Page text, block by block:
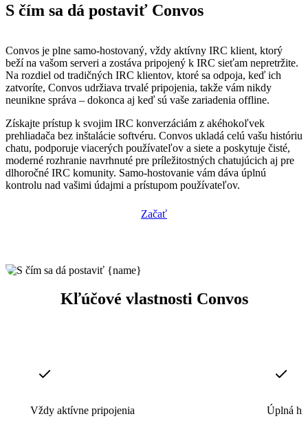
S čím sa dá postaviť Convos
Convos je plne samo-hostovaný, vždy aktívny IRC klient, ktorý
beží na vašom serveri a zostáva pripojený k IRC sieťam nepretržite.
Na rozdiel od tradičných IRC klientov, ktoré sa odpoja, keď ich
zatvoríte, Convos udržiava trvalé pripojenia, takže vám nikdy
neunikne správa – dokonca aj keď sú vaše zariadenia offline.
Získajte prístup k svojim IRC konverzáciám z akéhokoľvek
prehliadača bez inštalácie softvéru. Convos ukladá celú vašu históriu
chatu, podporuje viacerých používateľov a siete a poskytuje čisté,
moderné rozhranie navrhnuté pre príležitostných chatujúcich aj pre
dlhoročné IRC komunity. Samo-hostovanie vám dáva úplnú
kontrolu nad vašimi údajmi a prístupom používateľov.
Začať
Kľúčové vlastnosti Convos
Vždy aktívne pripojenia Úplná